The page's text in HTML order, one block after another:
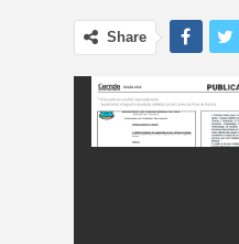
Share